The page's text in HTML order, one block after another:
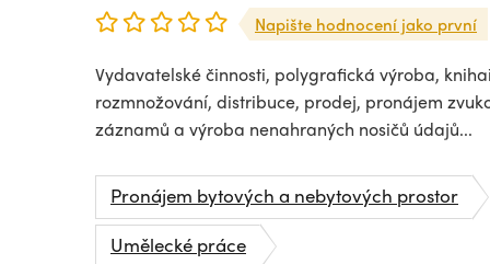
Napište hodnocení jako první
Vydavatelské činnosti, polygrafická výroba,
rozmnožování, distribuce, prodej, pronájem
záznamů a výroba nenahraných nosičů údajů...
Pronájem bytových a nebytových prostor
Umělecké práce